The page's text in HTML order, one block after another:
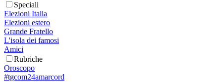
Speciali
Elezioni Italia
Elezioni estero
Grande Fratello
L'isola dei famosi
Amici
Rubriche
Oroscopo
#tgcom24amarcord